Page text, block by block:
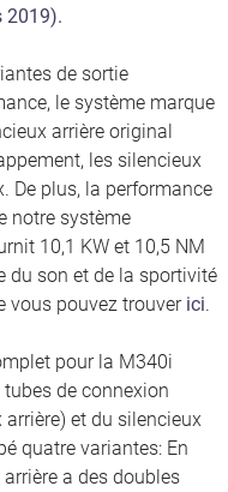
2019).
de sortie
le système marque
arrière original
les silencieux
De plus, la performance
notre système
10,1 KW et 10,5 NM
du son et de la sportivité
vous pouvez trouver ici.
pour la M340i
de connexion
et du silencieux
quatre variantes: En
a des doubles